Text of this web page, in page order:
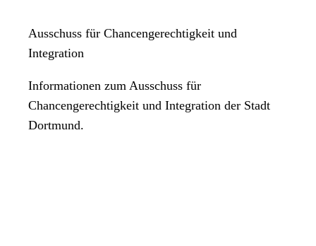
Ausschuss für Chancengerechtigkeit und
Integration
Informationen zum Ausschuss für
Chancengerechtigkeit und Integration der Stadt
Dortmund.